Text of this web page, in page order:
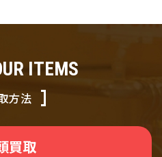
ITEMS
方法
買取